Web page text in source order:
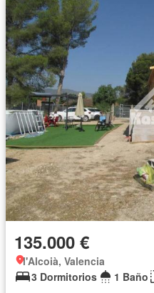
135.000 €
l'Alcoià, Valencia
3 Dormitorios
1 Baño